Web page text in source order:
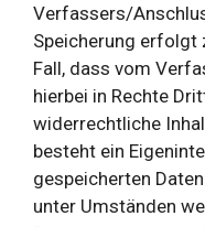
Verfassers/
Speicherung erfolgt
Fall, dass vom
hierbei in Rechte
widerrechtliche
besteht ein
gespeicherten
unter Umständen